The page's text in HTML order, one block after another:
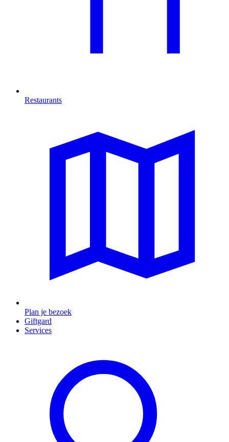
Restaurants
Plan je bezoek
Giftgard
Services